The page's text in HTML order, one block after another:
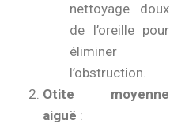
nettoyage doux
de l’oreille pour
éliminer
l’obstruction.
Otite moyenne
aiguë :